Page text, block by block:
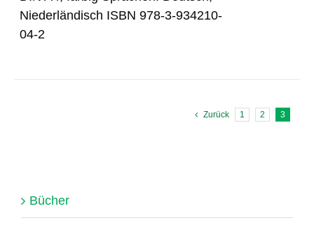
Niederländisch ISBN 978-3-934210-
04-2
Zurück 1 2 3
Bücher